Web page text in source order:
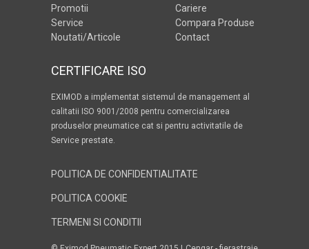
Promotii
Service
Noutati/Articole
Cariere
Compara Produse
Contact
CERTIFICARE ISO
EXIMOD a implementat sistemul de management al
calitatii ISO 9001/2008 pentru comercializarea
produselor pneumatice cat si pentru activitatile de
Service prestate.
POLITICA DE CONFIDENTIALITATE
POLITICA COOKIE
TERMENI SI CONDITII